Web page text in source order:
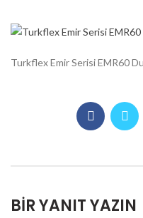
Turkflex Emir Serisi EMR60
BIR YANIT YAZIN